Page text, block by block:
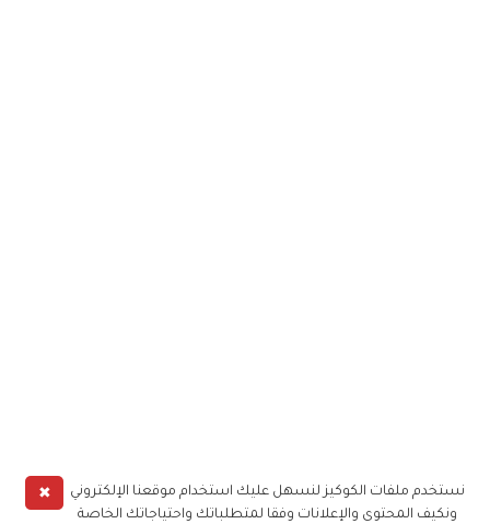
✖
نستخدم ملفات الكوكيز لنسهل عليك استخدام موقعنا الإلكتروني
ونكيف المحتوى والإعلانات وفقا لمتطلباتك واحتياجاتك الخاصة